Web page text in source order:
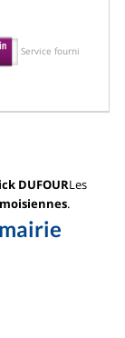
Service fourni
DUFOURLes
.